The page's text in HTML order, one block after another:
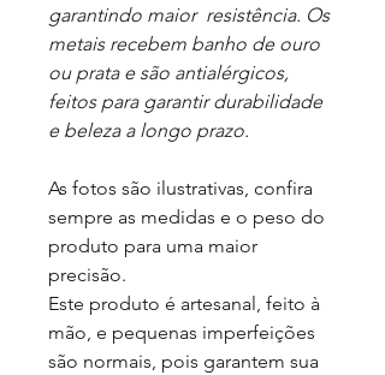
garantindo maior resistência. Os
metais recebem banho de ouro
ou prata e são antialérgicos,
feitos para garantir durabilidade
e beleza a longo prazo.
As fotos são ilustrativas, confira
sempre as medidas e o peso do
produto para uma maior
precisão.
Este produto é artesanal, feito à
mão, e pequenas imperfeições
são normais, pois garantem sua